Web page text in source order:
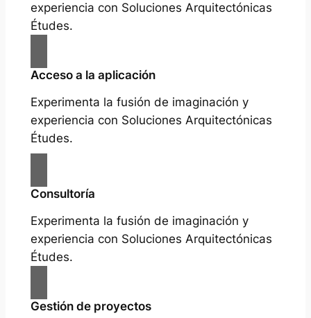
experiencia con Soluciones Arquitectónicas
Études.
Acceso a la aplicación
Experimenta la fusión de imaginación y
experiencia con Soluciones Arquitectónicas
Études.
Consultoría
Experimenta la fusión de imaginación y
experiencia con Soluciones Arquitectónicas
Études.
Gestión de proyectos